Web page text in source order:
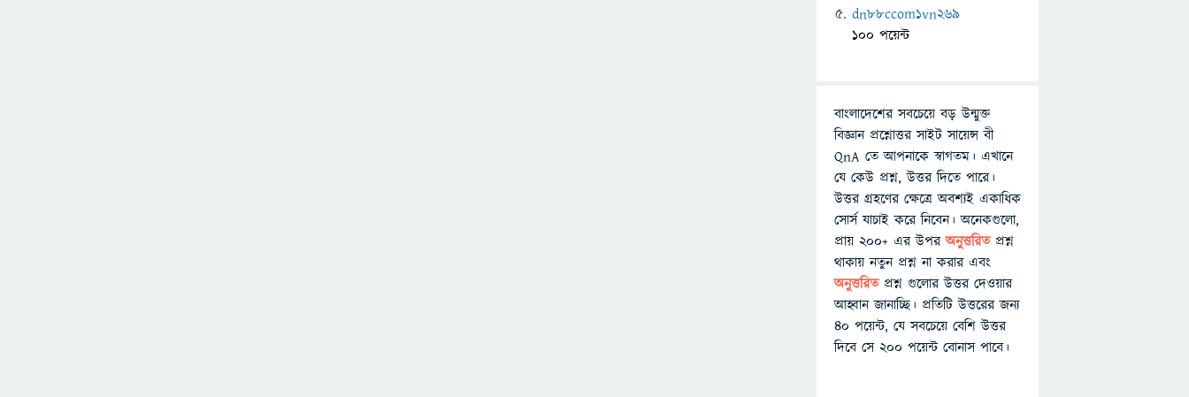
dn88ccom1vn269
100 পয়েন্ট
বাংলাদেশের সবচেয়ে বড় উন্মুক্ত
বিজ্ঞান প্রশ্নোত্তর সাইট সায়েন্স বী
QnA তে আপনাকে স্বাগতম। এখানে
যে কেউ প্রশ্ন, উত্তর দিতে পারে।
উত্তর গ্রহণের ক্ষেত্রে অবশ্যই একাধিক
সোর্স যাচাই করে নিবেন। অনেকগুলো,
প্রায় ২০০+ এর উপরঅনুত্তরিতপ্রশ্ন
থাকায় নতুন প্রশ্ন না করার এবং
অনুত্তরিত প্রশ্ন গুলোর উত্তর দেওয়ার
আহ্বান জানাচ্ছি। প্রতিটি উত্তরের জন্য
৪০ পয়েন্ট, যে সবচেয়ে বেশি উত্তর
দিবে সে ২০০ পয়েন্ট বোনাস পাবে।